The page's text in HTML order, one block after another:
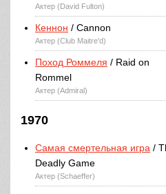
Актер (David Fulton)
Кеннон / Cannon
Актер (Club Maitre'd)
Поход Роммеля / Raid on
Rommel
Актер (Admiral)
1970
Самая смертельная игра /
Deadly Game
Актер (Schaeffer)